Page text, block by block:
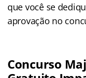
que você se
aprovação no
Concurso